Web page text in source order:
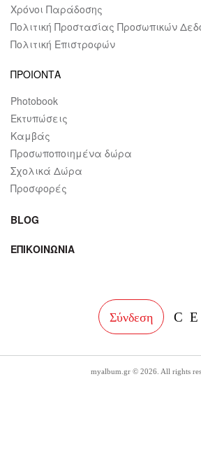
Χρόνοι Παράδοσης
Πολιτική Προστασίας Προσωπικών
Πολιτική Επιστροφών
ΠΡΟΙΟΝΤΑ
Photobook
Εκτυπώσεις
Καμβάς
Προσωποποιημένα δώρα
Σχολικά Δώρα
Προσφορές
BLOG
ΕΠΙΚΟΙΝΩΝΙΑ
Σύνδεση
myalbum.gr © 2026. All rights